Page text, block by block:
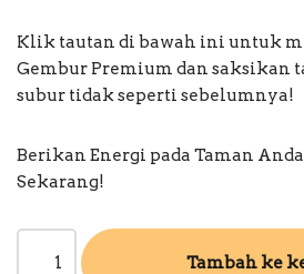
Klik tautan di bawah ini untuk
Gembur Premium dan saksikan
subur tidak seperti sebelumnya!
Berikan Energi pada Taman
Sekarang!
Tambah ke